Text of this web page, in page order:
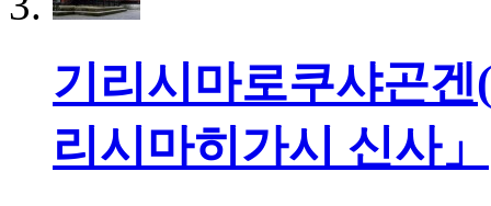
기리시마로쿠샤곤
리시마히가시 신사」